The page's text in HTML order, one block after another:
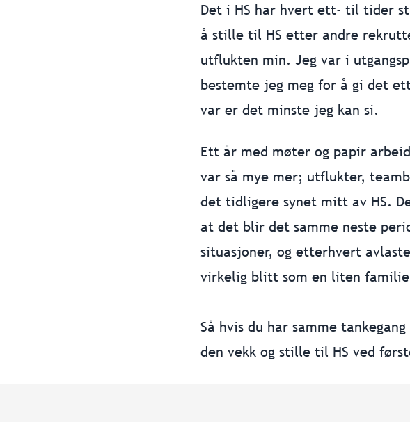
Det i HS har hvert ett- til tider
å stille til HS etter andre
utflukten min. Jeg var i
bestemte jeg meg for å gi det
var er det minste jeg kan si.
Ett år med møter og papir
var så mye mer; utflukter,
det tidligere synet mitt av HS.
at det blir det samme neste
situasjoner, og etterhvert
virkelig blitt som en liten
Så hvis du har samme
den vekk og stille til HS ved